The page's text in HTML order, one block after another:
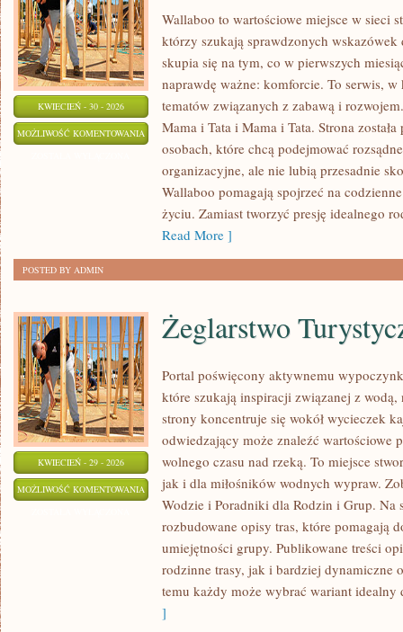
KWIECIEŃ - 30 - 2026
MOŻLIWOŚĆ KOMENTOWANIA CHUSTY
OTULACZE
Wallaboo to wartościowe miejsce w sieci
którzy szukają sprawdzonych
skupia się na tym, co w pierwszych
naprawdę ważne: komforcie. To serwis,
tematów związanych z zabawą i
Mama i Tata i Mama i Tata. Strona
osobach, które chcą podejmować
organizacyjne, ale nie lubią przesadnie
Wallaboo pomagają spojrzeć na
życiu. Zamiast tworzyć presję idealnego
Read More ]
POSTED BY ADMIN
KWIECIEŃ - 29 - 2026
MOŻLIWOŚĆ KOMENTOWANIA ŻEGLARSTWO
TURYSTYCZNE
Żeglarstwo
Portal poświęcony aktywnemu
które szukają inspiracji związanej z
strony koncentruje się wokół wycieczek
odwiedzający może znaleźć wartościowe
wolnego czasu nad rzeką. To miejsce
jak i dla miłośników wodnych wypraw.
Wodzie i Poradniki dla Rodzin i Grup. Na
rozbudowane opisy tras, które pomagają
umiejętności grupy. Publikowane treści
rodzinne trasy, jak i bardziej dynamiczne
temu każdy może wybrać wariant idealny
]